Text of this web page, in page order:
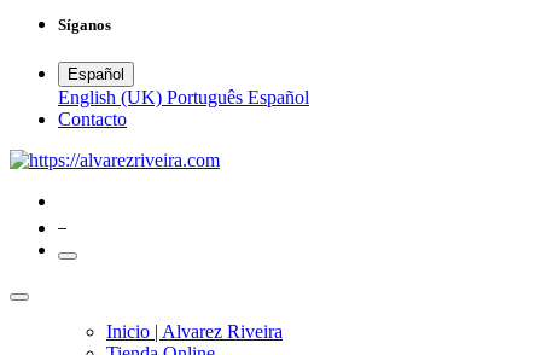
Síganos
Español
English (UK) Português Español
​Contacto
Inicio | Alvarez Riveira